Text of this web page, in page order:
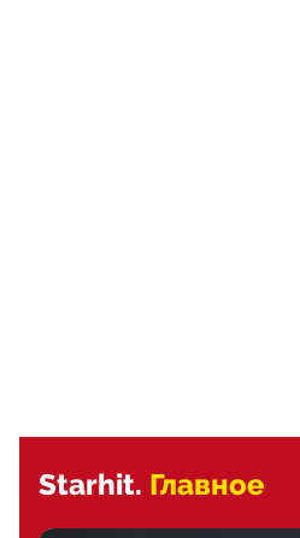
Starhit. Главное